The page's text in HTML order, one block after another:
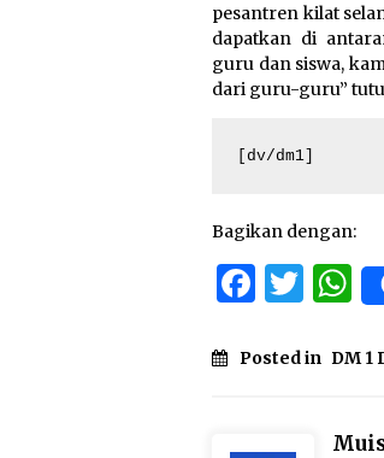
pesantren kilat
dapatkan di
guru dan siswa,
dari guru-guru”
[dv/dm1]
Bagikan dengan:
Posted in DM 1